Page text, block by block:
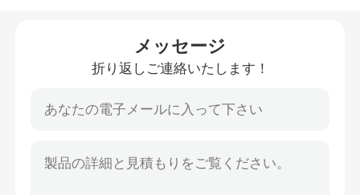
メッセージ
折り返しご連絡いたします！